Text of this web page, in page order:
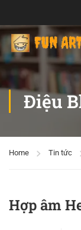
Điệu
Home Tin tức
Hợp âm